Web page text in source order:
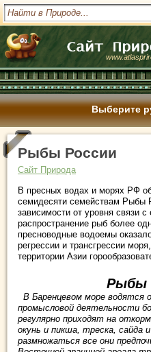
Выберите
Рыбы России
Сайт Природа
В пресных водах и морях РФ
семидесяти семействам
зависимости от уровня связи
распространение рыб более
пресноводные водоемы
регрессии и трансгрессии
территории Азии
Рыбы
В Баренцевом море водятся
промысловой деятельности
регулярно приходят на
окунь и пикша, треска,
размножаться все они